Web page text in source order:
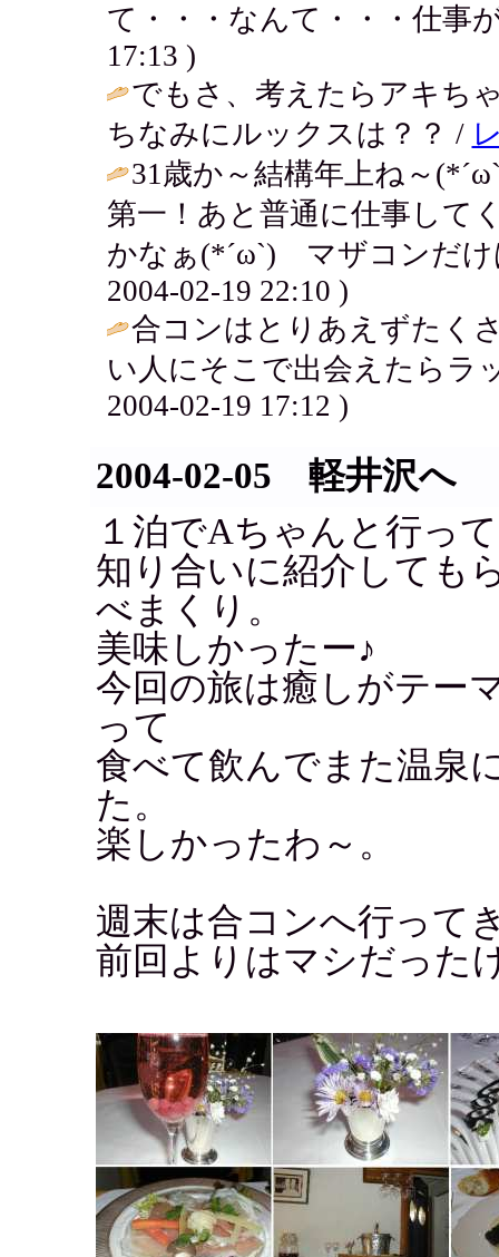
て・・・なんて・・・仕事
17:13 )
でもさ、考えたらアキち
ちなみにルックスは？？ /
31歳か～結構年上ね～
第一！あと普通に仕事して
かなぁ(*´ω`) マザコンだ
2004-02-19 22:10 )
合コンはとりあえずたく
い人にそこで出会えたらラ
2004-02-19 17:12 )
2004-02-05 軽井沢へ
１泊でAちゃんと行っ
知り合いに紹介しても
べまくり。
美味しかったー♪
今回の旅は癒しがテー
って
食べて飲んでまた温泉
た。
楽しかったわ～。
週末は合コンへ行って
前回よりはマシだった